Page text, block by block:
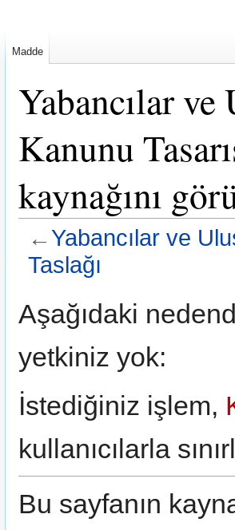
Yabancılar
Kanunu
kaynağını
←Yabancılar ve
Taslağı
Aşağıdaki
yetkiniz yok:
İstediğiniz işlem,
kullanıcılarla
Bu sayfanın
Madde